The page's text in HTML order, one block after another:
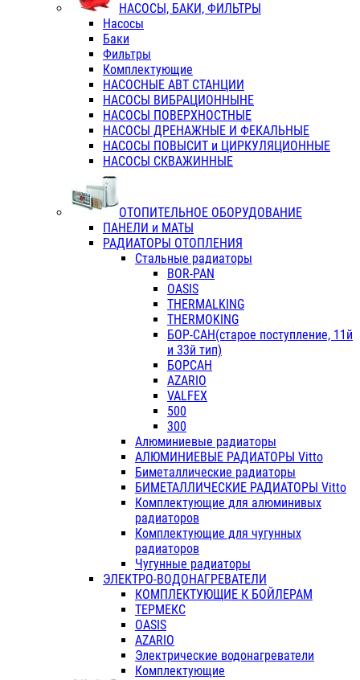
НАСОСЫ, БАКИ, ФИЛЬТРЫ
Насосы
Баки
Фильтры
Комплектующие
НАСОСНЫЕ АВТ СТАНЦИИ
НАСОСЫ ВИБРАЦИОННЫНЕ
НАСОСЫ ПОВЕРХНОСТНЫЕ
НАСОСЫ ДРЕНАЖНЫЕ И ФЕКАЛЬНЫЕ
НАСОСЫ ПОВЫСИТ и ЦИРКУЛЯЦИОННЫЕ
НАСОСЫ СКВАЖИННЫЕ
ОТОПИТЕЛЬНОЕ ОБОРУДОВАНИЕ
ПАНЕЛИ и МАТЫ
РАДИАТОРЫ ОТОПЛЕНИЯ
Стальные радиаторы
BOR-PAN
OASIS
THERMALKING
THERMOKING
БОР-САН(старое поступление, 11й
и 33й тип)
БОРСАН
AZARIO
VALFEX
500
300
Алюминиевые радиаторы
АЛЮМИНИЕВЫЕ РАДИАТОРЫ Vitto
Биметаллические радиаторы
БИМЕТАЛЛИЧЕСКИЕ РАДИАТОРЫ Vitto
Комплектующие для алюминивых
радиаторов
Комплектующие для чугунных
радиаторов
Чугунные радиаторы
ЭЛЕКТРО-ВОДОНАГРЕВАТЕЛИ
КОМПЛЕКТУЮЩИЕ К БОЙЛЕРАМ
ТЕРМЕКС
OASIS
AZARIO
Электрические водонагреватели
Комплектующие